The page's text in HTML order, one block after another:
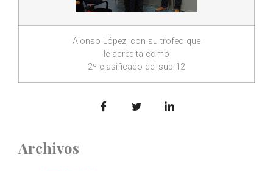
Alonso López, con su trofeo que
le acredita como
2º clasificado del sub-12
Archivos